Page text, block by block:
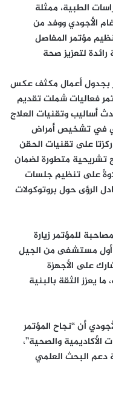
الطبية، ممثلة
الأجودي ووفد من
مؤتمر المفاصل
لتعزيز صحة
بجدول أعمال مكثف عكس
فعاليات شملت تقديم
أحدث أساليب وتقنيات العلاج
في تشخيص أمراض
على تقنيات الحقن
تشريحية متطورة لضمان
على تنظيم جلسات
الرؤى حول بروتوكولات
للمؤتمر زيارة
أول مستشفى من الجيل
على الأجهزة
يعزز الثقة بالبنية
أن “نجاح المؤتمر
والصحية”،
دعم البحث العلمي